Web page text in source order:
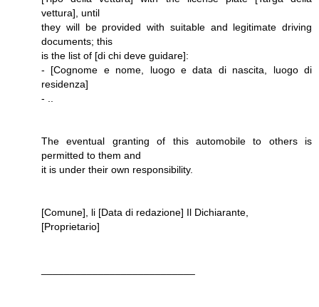
vettura], until
they will be provided with suitable and legitimate driving
documents; this
is the list of [di chi deve guidare]:
- [Cognome e nome, luogo e data di nascita, luogo di
residenza]
- ..
The eventual granting of this automobile to others is
permitted to them and
it is under their own responsibility.
[Comune], li [Data di redazione] Il Dichiarante,
[Proprietario]